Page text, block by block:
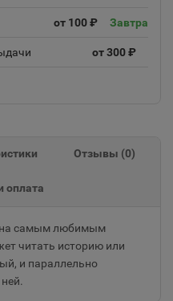
от 100 ₽ Завтра
от 300 ₽
Отзывы (0)
оплата
самым любимым
читать историю или
и параллельно